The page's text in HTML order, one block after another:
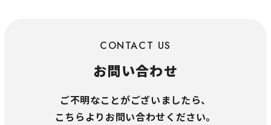
CONTACT US
お問い合わせ
ご不明なことがございましたら、
こちらよりお問い合わせください。